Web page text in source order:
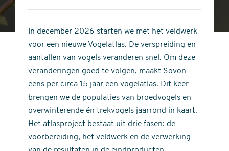
stars
of
stars
In december 2026 starten we met het veldwerk
voor een nieuwe Vogelatlas. De verspreiding en
aantallen van vogels veranderen snel. Om deze
veranderingen goed te volgen, maakt Sovon
eens per circa 15 jaar een vogelatlas. Dit keer
brengen we de populaties van broedvogels en
overwinterende én trekvogels jaarrond in kaart.
Het atlasproject bestaat uit drie fasen: de
voorbereiding, het veldwerk en de verwerking